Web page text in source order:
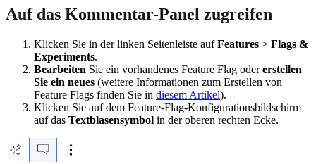
Auf das Kommentar-Panel zugreifen
Klicken Sie in der linken Seitenleiste aufFeatures > Flags &
Experiments.
Bearbeiten Sie ein vorhandenes Feature Flag odererstellen
Sie ein neues (weitere Informationen zum Erstellen von
Feature Flags finden Sie in diesem Artikel).
Klicken Sie auf dem Feature-Flag-Konfigurationsbildschirm
auf das Textblasensymbol in der oberen rechten Ecke.